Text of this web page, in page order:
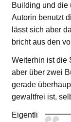
Building und die
Autorin benutzt
lässt sich aber
bricht aus den
Weiterhin ist die
aber über zwei
gerade
gewaltfrei ist,
Eigentli